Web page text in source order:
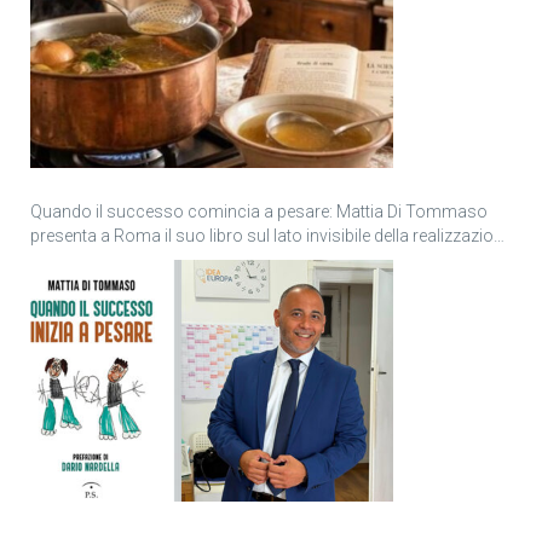
Quando il successo comincia a pesare: Mattia Di Tommaso
presenta a Roma il suo libro sul lato invisibile della realizzazione